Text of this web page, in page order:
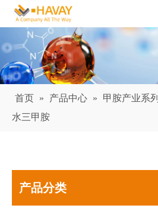
首页 » 产品中心 » 甲胺产业系列
水三甲胺
产品分类